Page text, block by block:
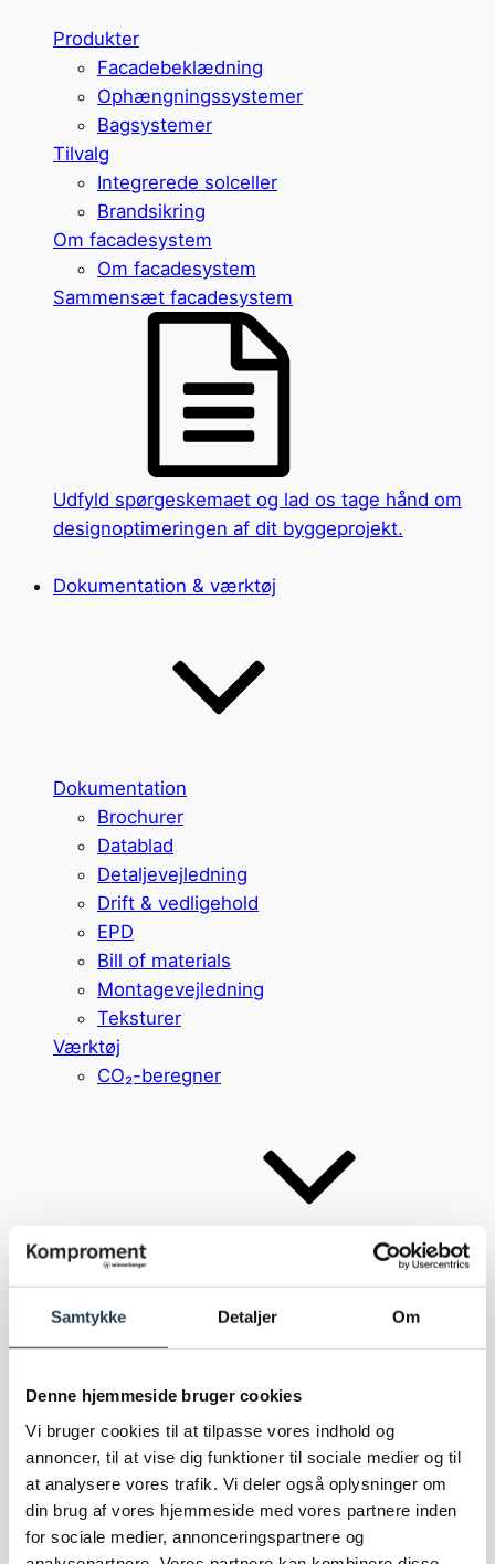
Samtykke Detaljer Om
Denne hjemmeside bruger cookies
Vi bruger cookies til at tilpasse vores indhold og
annoncer, til at vise dig funktioner til sociale medier og til
at analysere vores trafik. Vi deler også oplysninger om
din brug af vores hjemmeside med vores partnere inden
for sociale medier, annonceringspartnere og
Produkter
Facadebeklædning
Ophængningssystemer
Bagsystemer
Tilvalg
Integrerede solceller
Brandsikring
Om facadesystem
Om facadesystem
Sammensæt facadesystem
Udfyld spørgeskemaet og lad os tage hånd om
designoptimeringen af dit byggeprojekt.
Dokumentation & værktøj
Dokumentation
Brochurer
Datablad
Detaljevejledning
Drift & vedligehold
EPD
Bill of materials
Montagevejledning
Teksturer
Værktøj
CO₂-beregner
Inspiration
Referencer